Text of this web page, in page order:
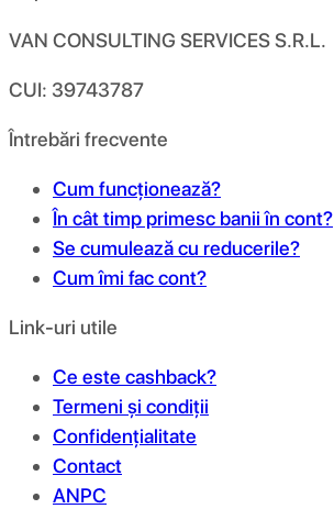
VAN CONSULTING SERVICES S.R.L.
CUI: 39743787
Întrebări frecvente
Cum funcționează?
În cât timp primesc banii în cont?
Se cumulează cu reducerile?
Cum îmi fac cont?
Link-uri utile
Ce este cashback?
Termeni și condiții
Confidențialitate
Contact
ANPC